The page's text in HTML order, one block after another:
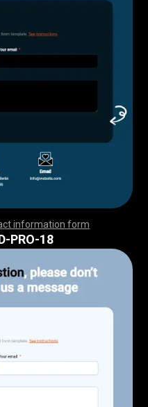
information form
,,,,,,,,,,,,,,,,,,,,,,
,,,,,,,,,,,,,,,
PRO-18